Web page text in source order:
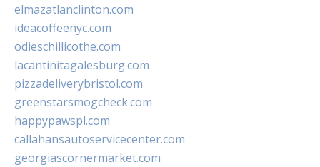
elmazatlanclinton.com
ideacoffeenyc.com
odieschillicothe.com
lacantinitagalesburg.com
pizzadeliverybristol.com
greenstarsmogcheck.com
happypawspl.com
callahansautoservicecenter.com
georgiascornermarket.com